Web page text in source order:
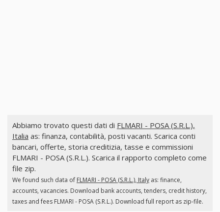
Abbiamo trovato questi dati di FLMARI - POSA (S.R.L.),
Italia as: finanza, contabilità, posti vacanti. Scarica conti
bancari, offerte, storia creditizia, tasse e commissioni
FLMARI - POSA (S.R.L.). Scarica il rapporto completo come
file zip.
We found such data of FLMARI - POSA (S.R.L.), Italyas: finance,
accounts, vacancies. Download bank accounts, tenders, credit history,
taxes and fees FLMARI - POSA (S.R.L.). Download full report as zip-file.